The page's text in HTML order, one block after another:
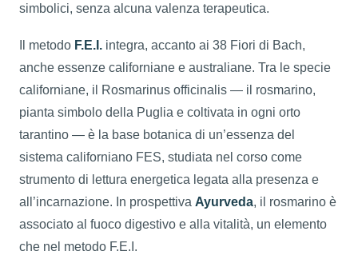
simbolici, senza alcuna valenza terapeutica.
Il metodo F.E.I. integra, accanto ai 38 Fiori di Bach,
anche essenze californiane e australiane. Tra le specie
californiane, il Rosmarinus officinalis — il rosmarino,
pianta simbolo della Puglia e coltivata in ogni orto
tarantino — è la base botanica di un’essenza del
sistema californiano FES, studiata nel corso come
strumento di lettura energetica legata alla presenza e
all’incarnazione. In prospettiva Ayurveda, il rosmarino è
associato al fuoco digestivo e alla vitalità, un elemento
che nel metodo F.E.I.